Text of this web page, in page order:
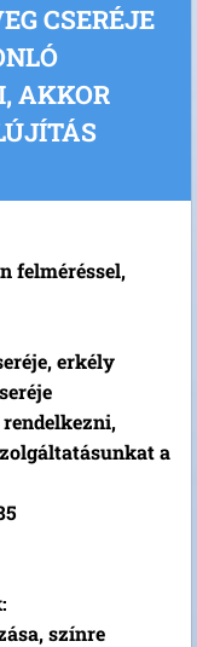
CSERÉJE
AKKOR
felméréssel,
erkély
a
színre